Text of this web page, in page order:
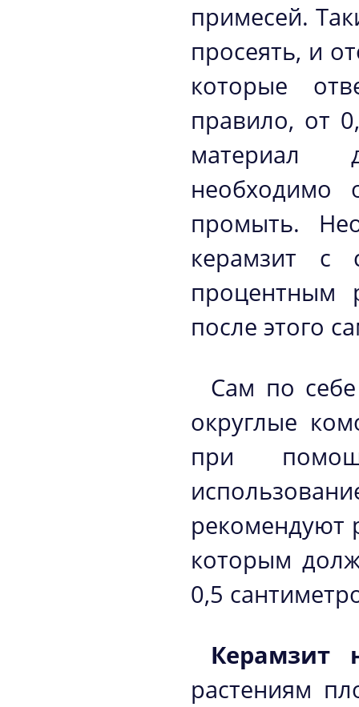
примесей.
просеять, и
которые
правило, от
материал
необходимо
промыть.
керамзит с
процентным
после этого
Сам по себе
округлые
при
рекомендуют
которым
0,5
Керамзит
растениям